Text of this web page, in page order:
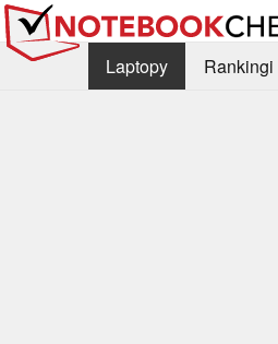
Laptopy Rankingi